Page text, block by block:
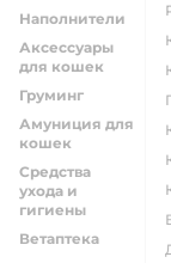
Наполнители
Аксессуары
для кошек
Груминг
Амуниция для
кошек
Средства
ухода и
гигиены
Ветаптека